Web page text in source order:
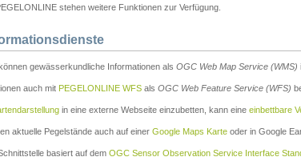
stehen weitere Funktionen zur Verfügung.
können gewässerkundliche Informationen als OGC Web Map Service (WMS)
auch mit PEGELONLINE WFS als OGC Web Feature Service (WFS)
in eine externe Webseite einzubetten, kann eine einbettbare
aktuelle Pegelstände auch auf einer Google Maps Karte oder in Google
basiert auf dem OGC Sensor Observation Service Interface